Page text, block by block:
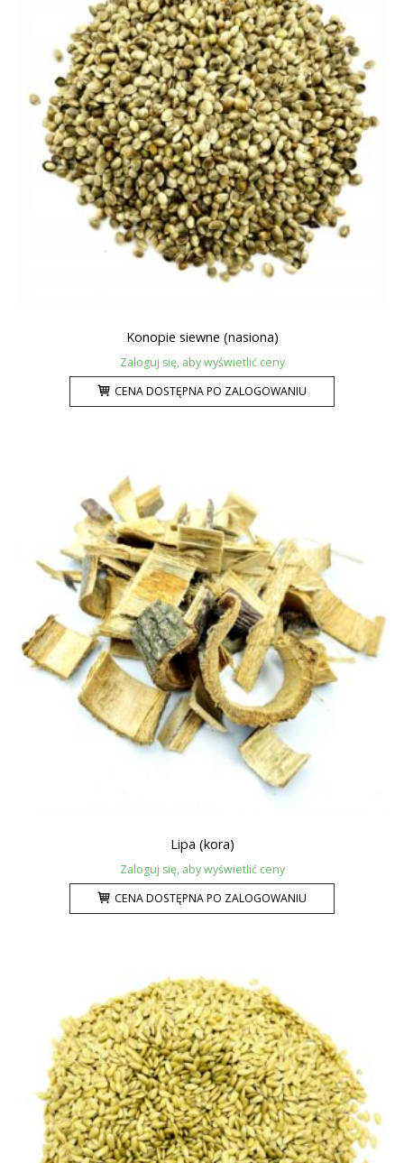
Konopie siewne (nasiona)
Zaloguj się, aby wyświetlić ceny
CENA DOSTĘPNA PO ZALOGOWANIU
Lipa (kora)
Zaloguj się, aby wyświetlić ceny
CENA DOSTĘPNA PO ZALOGOWANIU